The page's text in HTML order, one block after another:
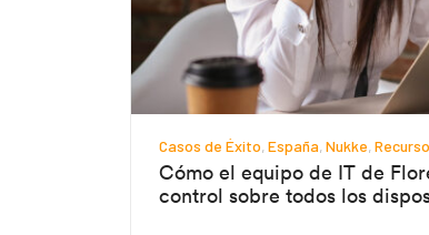
Casos de Éxito España Nukke
Cómo el equipo de IT de
control sobre todos los